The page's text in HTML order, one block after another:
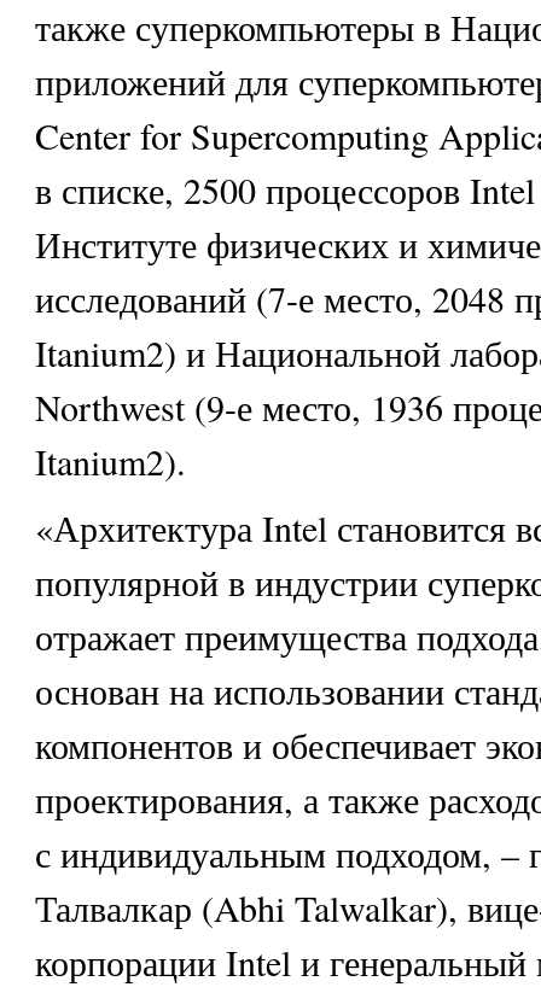
также суперкомпьютеры в
приложений для
Center for Supercomputing
в списке, 2500 процессоров
Институте физических и
исследований (7-е место, 2048
Itanium2) и Национальной
Northwest (9-е место, 1936
Itanium2).
«Архитектура Intel становится
популярной в индустрии
отражает преимущества
основан на использовании
компонентов и обеспечивает
проектирования, а также
с индивидуальным подходом, –
Талвалкар (Abhi Talwalkar),
корпорации Intel и